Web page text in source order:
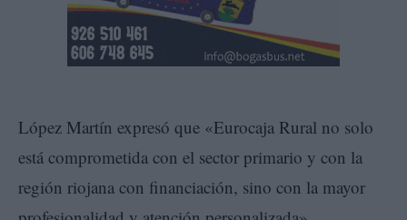
López Martín expresó que «Eurocaja Rural no solo
está comprometida con el sector primario y con la
región riojana con financiación, sino con la mayor